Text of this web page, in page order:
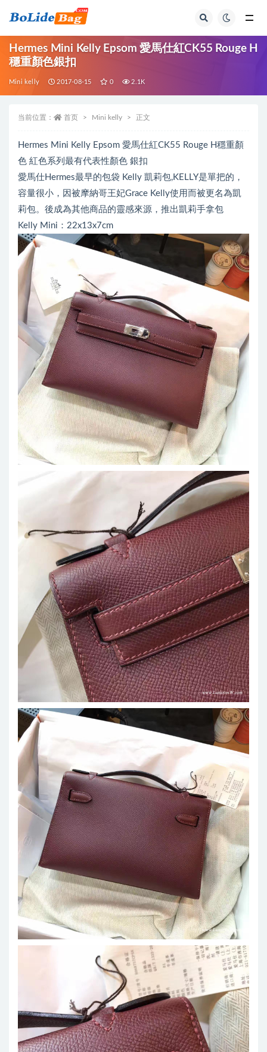
Hermes Mini Kelly Epsom 愛馬仕紅CK55 Rouge H
穩重顏色銀扣
Mini kelly 2017-08-15 0 2.1K
当前位置： 首页 Mini kelly 正文
Hermes Mini Kelly Epsom 愛馬仕紅CK55 Rouge H穩重顏
色 紅色系列最有代表性顏色 銀扣
愛馬仕Hermes最早的包袋 Kelly 凱莉包,KELLY是單把的，
容量很小，因被摩納哥王妃Grace Kelly使用而被更名為凱
莉包。後成為其他商品的靈感來源，推出凱莉手拿包
Kelly Mini：22x13x7cm